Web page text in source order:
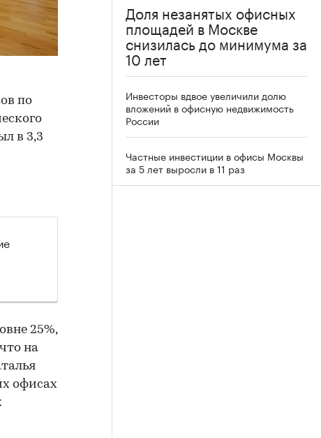
по
в 3,3
25%,
на
офисах
Доля незанятых офисных
площадей в Москве
снизилась до минимума за
10 лет
Инвесторы вдвое увеличили долю
вложений в офисную недвижимость
России
Частные инвестиции в офисы Москвы
за 5 лет выросли в 11 раз